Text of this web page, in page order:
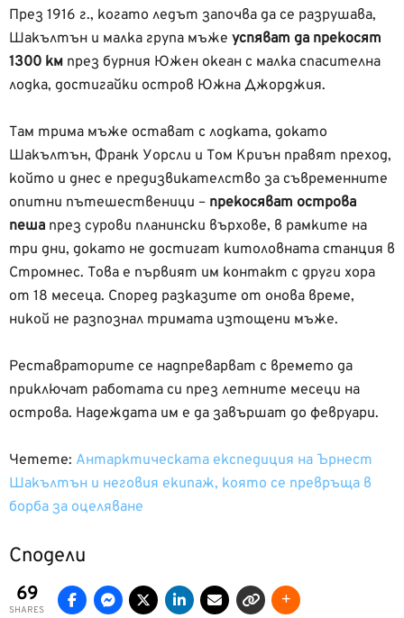
През 1916 г., когато ледът започва да се разрушава,
Шакълтън и малка група мъже успяват да прекосят
1300 км през бурния Южен океан с малка спасителна
лодка, достигайки остров Южна Джорджия.
Там трима мъже остават с лодката, докато
Шакълтън, Франк Уорсли и Том Криън правят преход,
който и днес е предизвикателство за съвременните
опитни пътешественици – прекосяват острова
пеша през сурови планински върхове, в рамките на
три дни, докато не достигат китоловната станция в
Стромнес. Това е първият им контакт с други хора
от 18 месеца. Според разказите от онова време,
никой не разпознал тримата изтощени мъже.
Реставраторите се надпреварват с времето да
приключат работата си през летните месеци на
острова. Надеждата им е да завършат до февруари.
Четете: Антарктическата експедиция на Ърнест
Шакълтън и неговия екипаж, която се превръща в
борба за оцеляване
Сподели
69
SHARES